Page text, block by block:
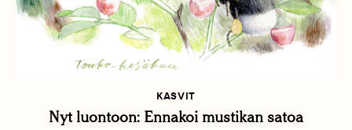
KASVIT
Nyt luontoon: Ennakoi mustikan satoa